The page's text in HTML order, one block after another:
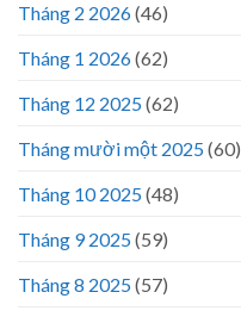
Tháng 2 2026(46)
Tháng 1 2026(62)
Tháng 12 2025(62)
Tháng mười một 2025(60)
Tháng 10 2025(48)
Tháng 9 2025(59)
Tháng 8 2025(57)